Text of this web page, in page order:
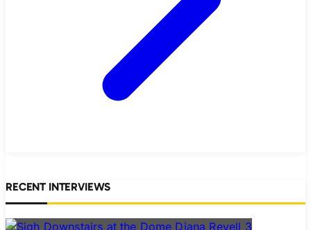
RECENT INTERVIEWS